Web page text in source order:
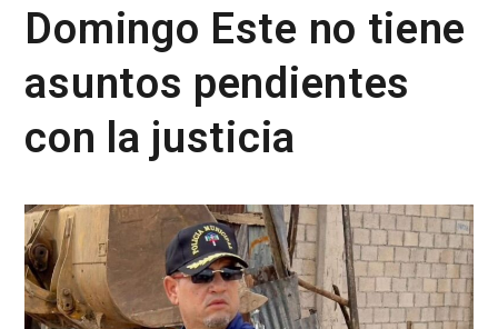
Domingo Este no tiene
asuntos pendientes
con la justicia